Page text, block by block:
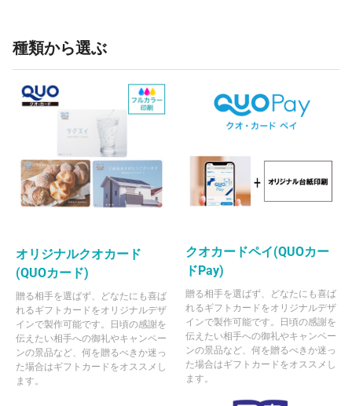
種類から選ぶ
オリジナルクオカード
(QUOカード)
贈る相手を選ばず、どなたにも喜ば
れるギフトカードをオリジナルデザ
インで製作可能です。日頃の感謝を
伝えたい相手への御礼やキャンペー
ンの景品など、何を贈るべきか迷っ
た場合はギフトカードをオススメし
ます。
クオカードペイ(QUOカー
ドPay)
贈る相手を選ばず、どなたにも喜ば
れるギフトカードをオリジナルデザ
インで製作可能です。日頃の感謝を
伝えたい相手への御礼やキャンペー
ンの景品など、何を贈るべきか迷っ
た場合はギフトカードをオススメし
ます。